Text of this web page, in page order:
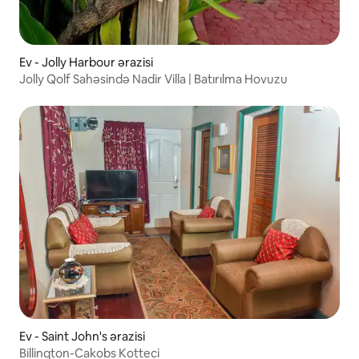
Ev - Jolly Harbour ərazisi
Jolly Qolf Sahəsində Nadir Villa | Batırılma Hovuzu
Ev - Saint John's ərazisi
Billinqton-Cakobs Kotteci